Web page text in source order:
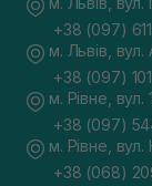
+38 (097)
м. Львів,
+38 (097)
м. Рівне, вул.
+38 (097)
м. Рівне,
+38 (068)